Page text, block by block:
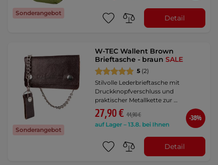
Sonderangebot
Detail
Sonderangebot
W-TEC Wallent Brown
Brieftasche - braunSALE
5 (2)
Stilvolle Lederbrieftasche mit
Druckknopfverschluss und
praktischer Metallkette zur …
27,90 € 44,90 €
auf Lager – 13.8. bei Ihnen
-38%
Detail